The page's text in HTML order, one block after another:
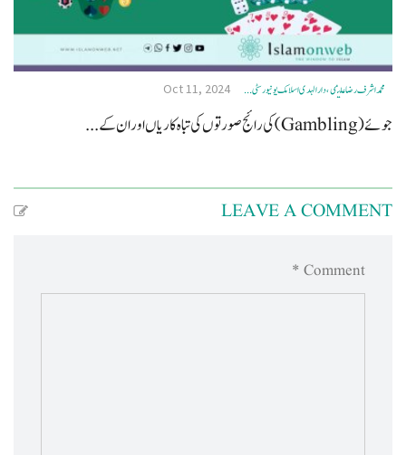
محمد اشرف رضا علیمی ، دار الہدی اسلامک یونیورسٹی ... Oct 11, 2024
جوئے(Gambling) کی رائج صورتوں کی تباہ کاریاں اور ان کے...
LEAVE A COMMENT
Comment *